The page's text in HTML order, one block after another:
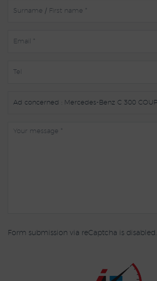
Form submission via reCaptcha is disabled.